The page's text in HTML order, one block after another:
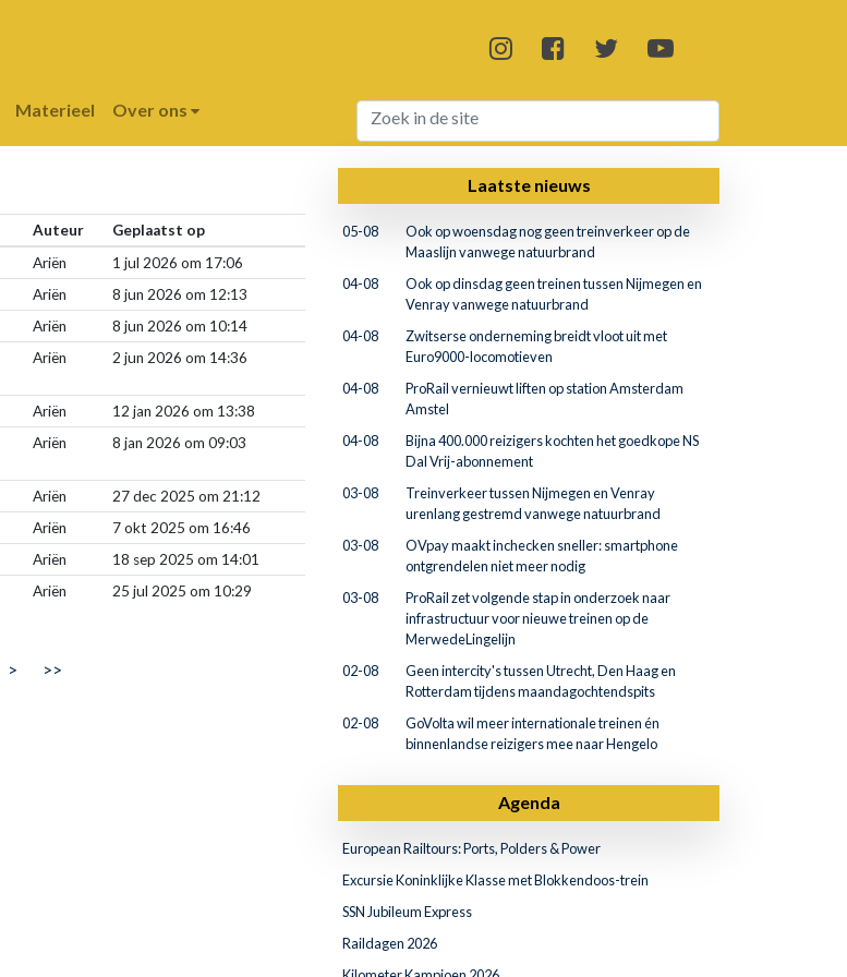
Materieel Over ons
Auteur
Geplaatst op
Ariën
1 jul 2026 om 17:06
Ariën
8 jun 2026 om 12:13
Ariën
8 jun 2026 om 10:14
Ariën 2 jun 2026 om 14:36
Ariën
12 jan 2026 om 13:38
Ariën 8 jan 2026 om 09:03
Ariën
27 dec 2025 om 21:12
Ariën
7 okt 2025 om 16:46
Ariën
18 sep 2025 om 14:01
Ariën 25 jul 2025 om 10:29
> >>
Laatste nieuws
05-08
Ook op woensdag nog geen treinverkeer op de
Maaslijn vanwege natuurbrand
04-08
Ook op dinsdag geen treinen tussen Nijmegen en
Venray vanwege natuurbrand
04-08
Zwitserse onderneming breidt vloot uit met
Euro9000-locomotieven
04-08
ProRail vernieuwt liften op station Amsterdam
Amstel
04-08
Bijna 400.000 reizigers kochten het goedkope NS
Dal Vrij-abonnement
03-08
Treinverkeer tussen Nijmegen en Venray
urenlang gestremd vanwege natuurbrand
03-08
OVpay maakt inchecken sneller: smartphone
ontgrendelen niet meer nodig
03-08
ProRail zet volgende stap in onderzoek naar
infrastructuur voor nieuwe treinen op de
MerwedeLingelijn
02-08
Geen intercity's tussen Utrecht, Den Haag en
Rotterdam tijdens maandagochtendspits
02-08
GoVolta wil meer internationale treinen én
binnenlandse reizigers mee naar Hengelo
Agenda
European Railtours: Ports, Polders & Power
Excursie Koninklijke Klasse met Blokkendoos-trein
SSN Jubileum Express
Raildagen 2026